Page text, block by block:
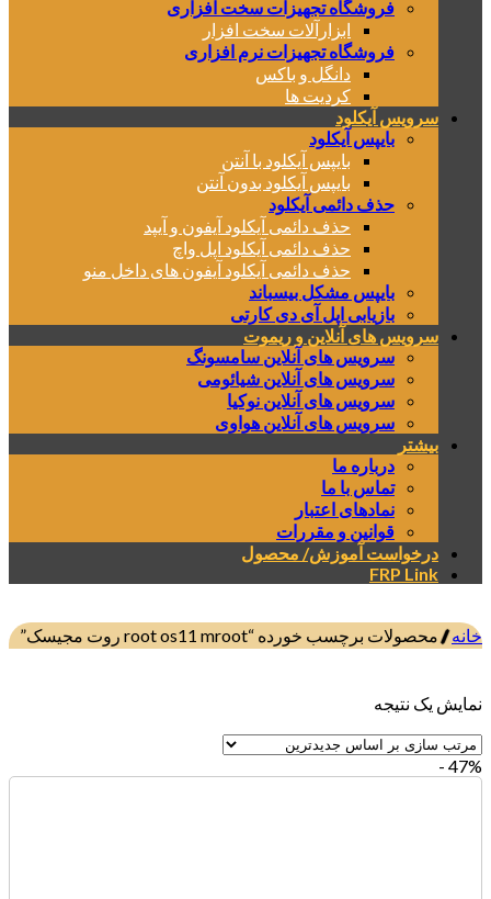
فروشگاه تجهیزات سخت افزاری
ابزارآلات سخت افزار
فروشگاه تجهیزات نرم افزاری
دانگل و باکس
کردیت ها
سرویس آیکلود
بایپس آیکلود
بایپس آیکلود با آنتن
بایپس آیکلود بدون آنتن
حذف دائمی آیکلود
حذف دائمی آیکلود آیفون و آیپد
حذف دائمی آیکلود اپل واچ
حذف دائمی آیکلود آیفون های داخل منو
بایپس مشکل بیسباند
بازیابی اپل آی دی کارتی
سرویس های آنلاین و ریموت
سرویس های آنلاین سامسونگ
سرویس های آنلاین شیائومی
سرویس های آنلاین نوکیا
سرویس های آنلاین هواوی
بیشتر
درباره ما
تماس با ما
نمادهای اعتبار
قوانین و مقررات
درخواست آموزش/ محصول
FRP Link
خانه/محصولات برچسب خورده “root os11 mroot روت مجیسک”
نمایش یک نتیجه
47% -